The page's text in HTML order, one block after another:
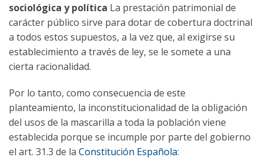
sociológica y política La prestación patrimonial de
carácter público sirve para dotar de cobertura doctrinal
a todos estos supuestos, a la vez que, al exigirse su
establecimiento a través de ley, se le somete a una
cierta racionalidad.
Por lo tanto, como consecuencia de este
planteamiento, la inconstitucionalidad de la obligación
del usos de la mascarilla a toda la población viene
establecida porque se incumple por parte del gobierno
el art. 31.3 de la Constitución Española: